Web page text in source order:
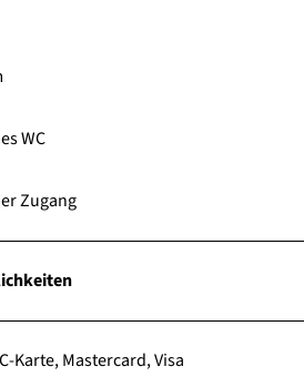
WC
Zugang
Karte, Mastercard, Visa